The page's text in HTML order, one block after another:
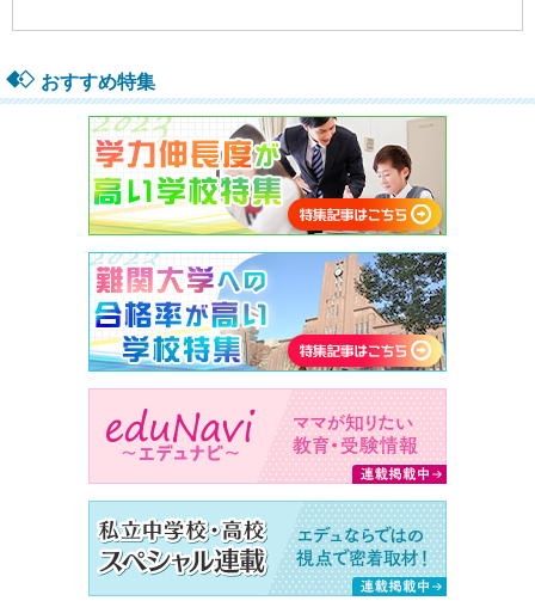
おすすめ特集